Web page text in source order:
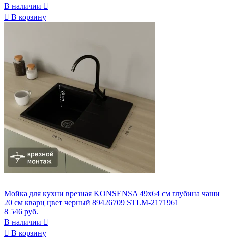
В наличии 
 В корзину
Мойка для кухни врезная KONSENSA 49x64 см глубина чаши
20 см кварц цвет черный 89426709 STLM-2171961
8 546 руб.
В наличии 
 В корзину